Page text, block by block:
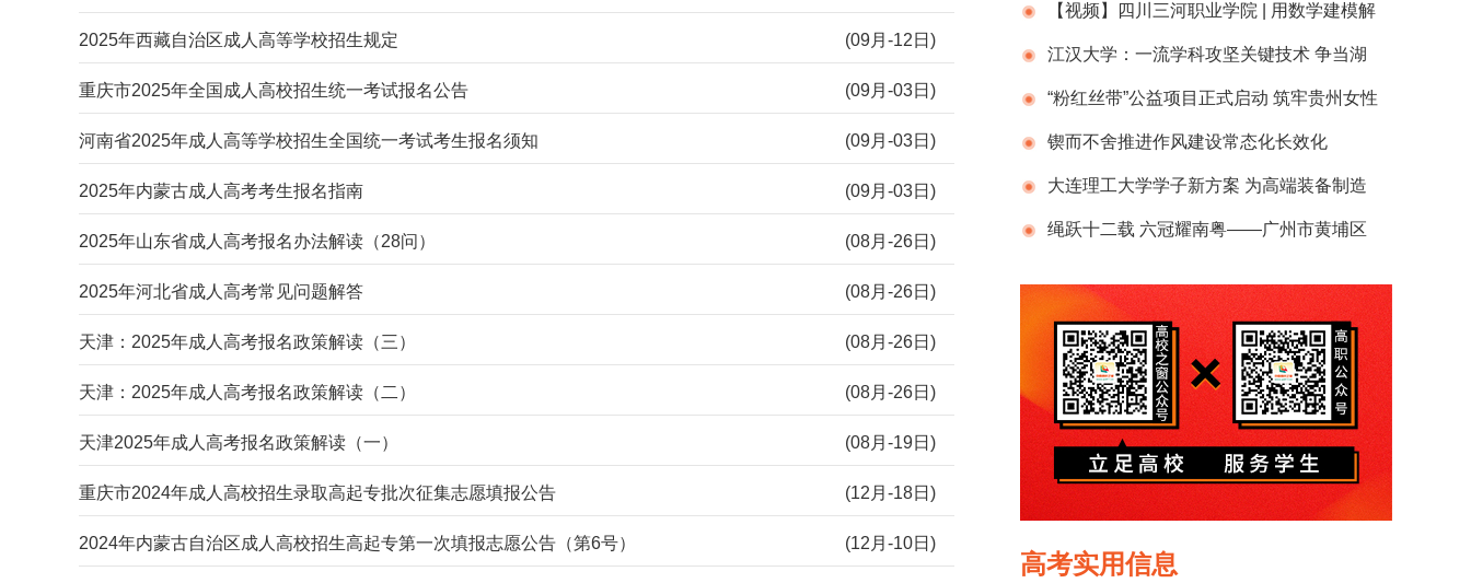
2025年西藏自治区成人高等学校招生规定 (09月-12日)
重庆市2025年全国成人高校招生统一考试报名公告 (09月-03日)
河南省2025年成人高等学校招生全国统一考试考生报名须知 (09月-03日)
2025年内蒙古成人高考考生报名指南 (09月-03日)
2025年山东省成人高考报名办法解读（28问） (08月-26日)
2025年河北省成人高考常见问题解答 (08月-26日)
天津：2025年成人高考报名政策解读（三） (08月-26日)
天津：2025年成人高考报名政策解读（二） (08月-26日)
天津2025年成人高考报名政策解读（一） (08月-19日)
重庆市2024年成人高校招生录取高起专批次征集志愿填报公告 (12月-18日)
2024年内蒙古自治区成人高校招生高起专第一次填报志愿公告（第6号） (12月-10日)
【视频】四川三河职业学院 | 用数学建模解
现实难题，他们拿下全国一等奖！
江汉大学：一流学科攻坚关键技术 争当湖
北支点建设主力军
“粉红丝带”公益项目正式启动 筑牢贵州女性
健康防线
锲而不舍推进作风建设常态化长效化
大连理工大学学子新方案 为高端装备制造
强化第一道防线
绳跃十二载 六冠耀南粤——广州市黄埔区
体教融合新高度
高考实用信息